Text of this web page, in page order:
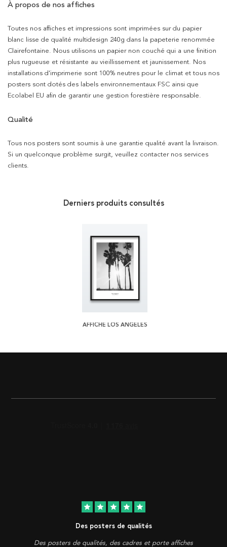
À propos de nos affiches
Toutes nos affiches et impressions sont imprimées sur du papier
blanc lisse de qualité multidesign 240g dans la papeterie renommée
Clairefontaine. Nous utilisons un papier non couché qui a une finition
plus rugueuse et résistante au vieillissement et jaunissement. Nos
installations d’imprimerie sont 100% neutres pour le climat et tous nos
posters sont dotés des labels environnementaux FSC ainsi que
Ecolabel EU afin de garantir une gestion forestière responsable.
Qualité
Tous nos posters sont soumis à une garantie qualité avant la livraison.
Si un quelconque problème surgit, veuillez contacter nos services
clients.
Derniers produits consultés
AFFICHE LOS ANGELES
star star star star star
Des posters de qualités
Des posters de qualités, des cadres et porte affiches